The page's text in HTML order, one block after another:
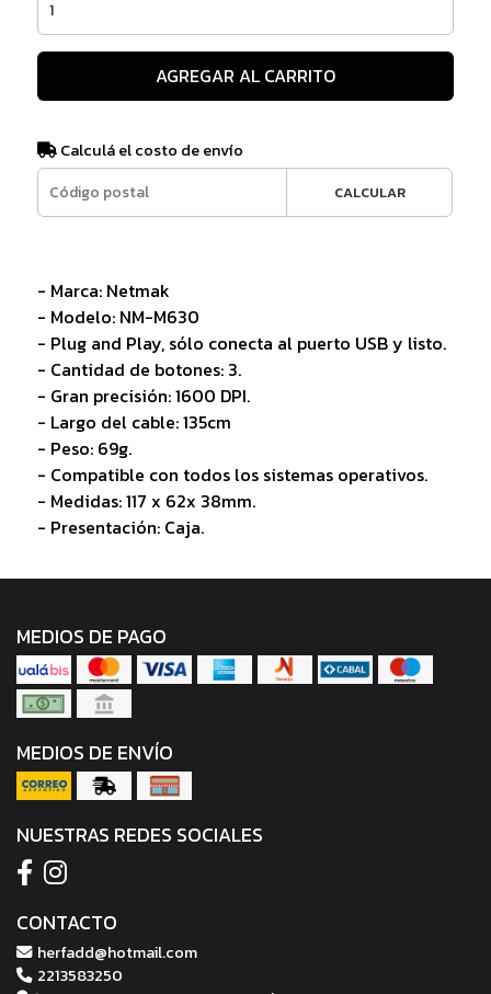
AGREGAR AL CARRITO
Calculá el costo de envío
CALCULAR
- Marca: Netmak
- Modelo: NM-M630
- Plug and Play, sólo conecta al puerto USB y listo.
- Cantidad de botones: 3.
- Gran precisión: 1600 DPI.
- Largo del cable: 135cm
- Peso: 69g.
- Compatible con todos los sistemas operativos.
- Medidas: 117 x 62x 38mm.
- Presentación: Caja.
MEDIOS DE PAGO
MEDIOS DE ENVÍO
NUESTRAS REDES SOCIALES
CONTACTO
herfadd@hotmail.com
2213583250